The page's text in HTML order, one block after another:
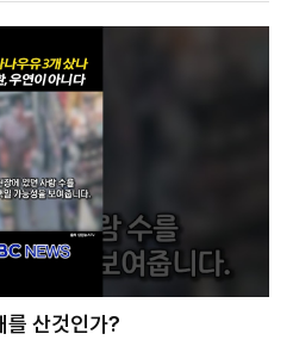
를 산것인가?